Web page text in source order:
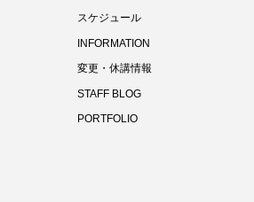
スケジュール
INFORMATION
変更・休講情報
STAFF BLOG
PORTFOLIO